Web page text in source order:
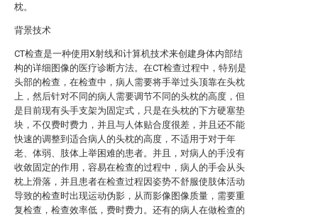
枕。
背景技术
CT检查是一种使用X射线和计算机技术来创建身体内部结
构的详细图像的医疗诊断方法。在CT检查过程中，特别是
头部的检查，在检查中，病人需要将手举过头顶靠在头枕
上，然后针对不同的病人需要调节不同的头枕的高度，但
是目前现有头手支架为固定式，只是在头枕的下方硬塞垫
块，不仅费时费力，并且与人体贴合度很差，并且还不能
快速的调整到适合病人的头枕的高度，不适用于对于年
老、体弱、肢体上举困难的患者。并且，对病人的手没有
收敛固定的作用，容易在检查的过程中，病人的手会从头
枕上滑落，并且患者在检查过程因姿势不舒服使肢体活动
导致的检查时出现运动伪影，从而影像图像质量，需要重
复检查，检查效率低，费时费力。还有的病人在做检查的